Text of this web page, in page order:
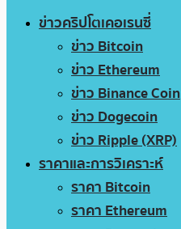
ข่าวคริปโตเคอเรนซี่
ข่าว Bitcoin
ข่าว Ethereum
ข่าว Binance Coin
ข่าว Dogecoin
ข่าว Ripple (XRP)
ราคาและการวิเคราะห์
ราคา Bitcoin
ราคา Ethereum